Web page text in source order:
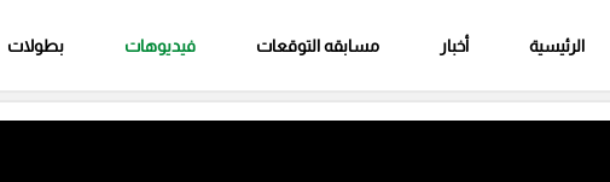
الرئيسية أخبار مسابقه التوقعات فيديوهات بطولات